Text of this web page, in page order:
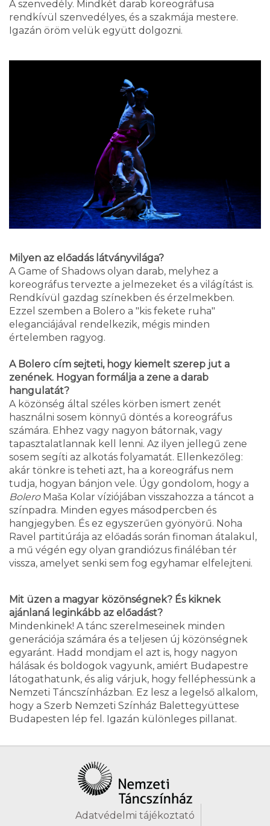
A szenvedély. Mindkét darab koreográfusa
rendkívül szenvedélyes, és a szakmája mestere.
Igazán öröm velük együtt dolgozni.
Milyen az előadás látványvilága?
A Game of Shadows olyan darab, melyhez a
koreográfus tervezte a jelmezeket és a világítást is.
Rendkívül gazdag színekben és érzelmekben.
Ezzel szemben a Bolero a "kis fekete ruha"
eleganciájával rendelkezik, mégis minden
értelemben ragyog.
A Bolero cím sejteti, hogy kiemelt szerep jut a
zenének. Hogyan formálja a zene a darab
hangulatát?
A közönség által széles körben ismert zenét
használni sosem könnyű döntés a koreográfus
számára. Ehhez vagy nagyon bátornak, vagy
tapasztalatlannak kell lenni. Az ilyen jellegű zene
sosem segíti az alkotás folyamatát. Ellenkezőleg:
akár tönkre is teheti azt, ha a koreográfus nem
tudja, hogyan bánjon vele. Úgy gondolom, hogy a
BoleroMaša Kolar víziójában visszahozza a táncot a
színpadra. Minden egyes másodpercben és
hangjegyben. És ez egyszerűen gyönyörű. Noha
Ravel partitúrája az előadás során finoman átalakul,
a mű végén egy olyan grandiózus fináléban tér
vissza, amelyet senki sem fog egyhamar elfelejteni.
Mit üzen a magyar közönségnek? És kiknek
ajánlaná leginkább az előadást?
Mindenkinek! A tánc szerelmeseinek minden
generációja számára és a teljesen új közönségnek
egyaránt. Hadd mondjam el azt is, hogy nagyon
hálásak és boldogok vagyunk, amiért Budapestre
látogathatunk, és alig várjuk, hogy felléphessünk a
Nemzeti Táncszínházban. Ez lesz a legelső alkalom,
hogy a Szerb Nemzeti Színház Balettegyüttese
Budapesten lép fel. Igazán különleges pillanat.
Adatvédelmi tájékoztató